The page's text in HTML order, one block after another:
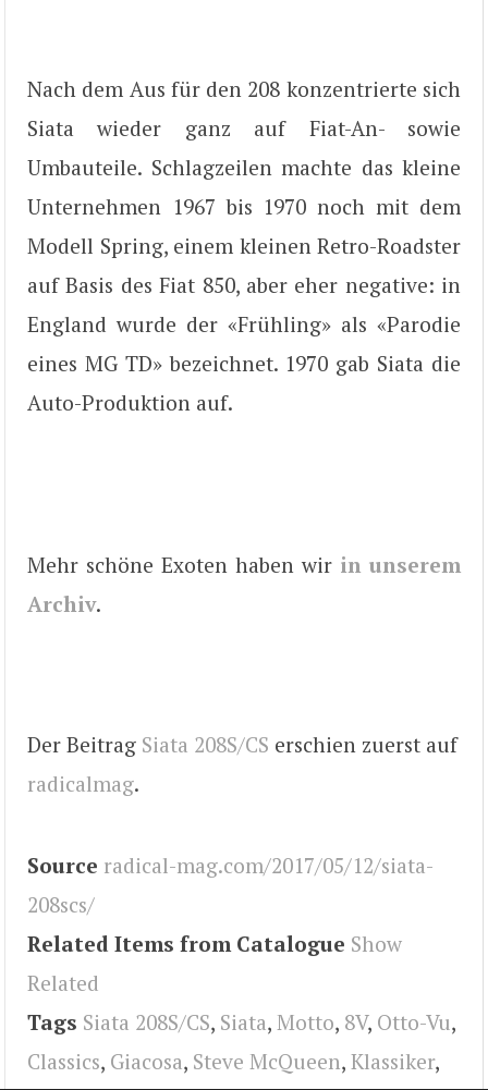
Nach dem Aus für den 208 konzentrierte sich
Siata wieder ganz auf Fiat-An- sowie
Umbauteile. Schlagzeilen machte das kleine
Unternehmen 1967 bis 1970 noch mit dem
Modell Spring, einem kleinen Retro-Roadster
auf Basis des Fiat 850, aber eher negative: in
England wurde der «Frühling» als «Parodie
eines MG TD» bezeichnet. 1970 gab Siata die
Auto-Produktion auf.
Mehr schöne Exoten haben wir in unserem
Archiv.
Der Beitrag Siata 208S/CS erschien zuerst auf
radicalmag.
Source radical-mag.com/2017/05/12/siata-
208scs/
Related Items from Catalogue Show
Related
Tags Siata 208S/CS, Siata, Motto, 8V, Otto-Vu,
Classics, Giacosa, Steve McQueen, Klassiker,